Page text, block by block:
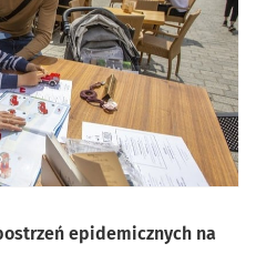
epidemicznych na